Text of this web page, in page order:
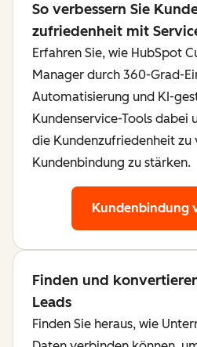
So verbessern Sie
zufriedenheit mit
Erfahren Sie, wie HubSpot
Manager durch 360-Grad-
Automatisierung und KI-
Kundenservice-Tools dabei
die Kundenzufriedenheit zu
Kundenbindung zu stärken.
Kundenbindung
Finden und
Leads
Finden Sie heraus, wie